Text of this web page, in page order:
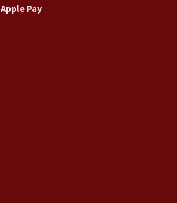
Apple Pay